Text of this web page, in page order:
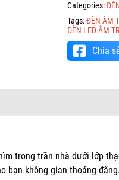
Categories:
Tags:ĐÈN ÂM
ĐÈN LED ÂM
Chia
trong trần nhà dưới lớp
bạn không gian thoáng đãng.